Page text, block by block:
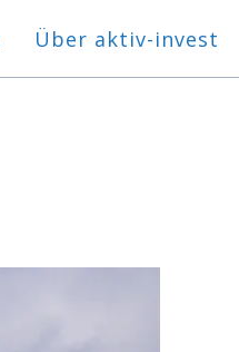
Über aktiv-invest